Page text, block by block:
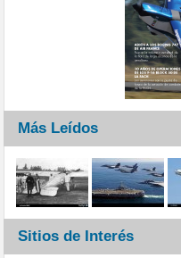
Más Leídos
Sitios de Interés